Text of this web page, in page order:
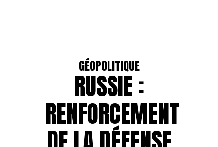
GÉOPOLITIQUE
RUSSIE :
RENFORCEMENT